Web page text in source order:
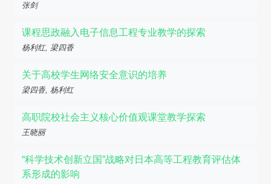
张剑
课程思政融入电子信息工程专业教学的探索
杨利红, 梁四香
关于高校学生网络安全意识的培养
梁四香, 杨利红
高职院校社会主义核心价值观课堂教学探索
王晓丽
“科学技术创新立国”战略对日本高等工程教育评估体
系形成的影响